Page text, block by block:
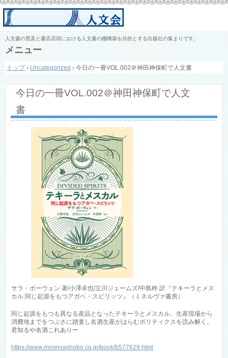
人文書の普及と書店店頭における人文書の棚構築を目的とする出版社の集まりです。
メニュー
ン
ン
キ
トップ › Uncategorized › 今日の一冊VOL.002＠神田神保町で人文書
今日の一冊VOL.002＠神田神保町で人文
書
サラ・ボーウェン 著/小澤卓也/立川ジェームズ/中島梓 訳『テキーラとメス
カル:同じ起源をもつアガベ・スピリッツ』（ミネルヴァ書房）
同じ起源をもつも異なる産品となったテキーラとメスカル。生産現場から
消費地までをつぶさに踏査し名酒生産がはらむポリティクスを読み解く。
君知るや名酒これありー
https://www.minervashobo.co.jp/book/b577629.html